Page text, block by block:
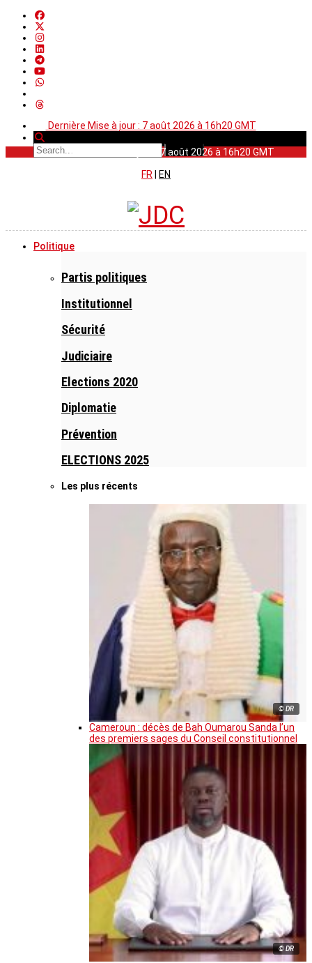
Dernière Mise à jour : 7 août 2026 à 16h20 GMT
Dernière Mise à jour : 7 août 2026 à 16h20 GMT
FR
EN
Politique
Partis politiques
Institutionnel
Sécurité
Judiciaire
Elections 2020
Diplomatie
Prévention
ELECTIONS 2025
Les plus récents
© DR
Cameroun : décès de Bah Oumarou Sanda l’un
des premiers sages du Conseil constitutionnel
© DR